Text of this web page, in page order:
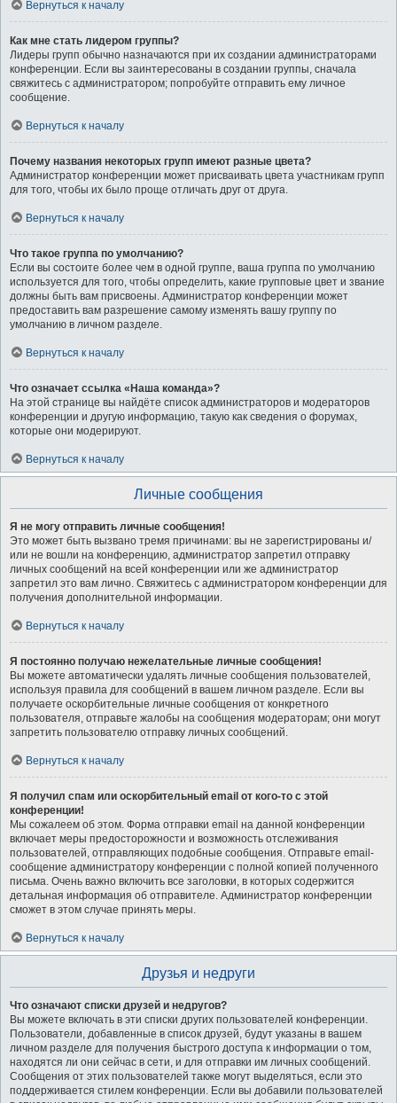
Вернуться к началу
Как мне стать лидером группы?
Лидеры групп обычно назначаются при их создании администраторами
конференции. Если вы заинтересованы в создании группы, сначала
свяжитесь с администратором; попробуйте отправить ему личное
сообщение.
Вернуться к началу
Почему названия некоторых групп имеют разные цвета?
Администратор конференции может присваивать цвета участникам групп
для того, чтобы их было проще отличать друг от друга.
Вернуться к началу
Что такое группа по умолчанию?
Если вы состоите более чем в одной группе, ваша группа по умолчанию
используется для того, чтобы определить, какие групповые цвет и звание
должны быть вам присвоены. Администратор конференции может
предоставить вам разрешение самому изменять вашу группу по
умолчанию в личном разделе.
Вернуться к началу
Что означает ссылка «Наша команда»?
На этой странице вы найдёте список администраторов и модераторов
конференции и другую информацию, такую как сведения о форумах,
которые они модерируют.
Вернуться к началу
Личные сообщения
Я не могу отправить личные сообщения!
Это может быть вызвано тремя причинами: вы не зарегистрированы и/
или не вошли на конференцию, администратор запретил отправку
личных сообщений на всей конференции или же администратор
запретил это вам лично. Свяжитесь с администратором конференции для
получения дополнительной информации.
Вернуться к началу
Я постоянно получаю нежелательные личные сообщения!
Вы можете автоматически удалять личные сообщения пользователей,
используя правила для сообщений в вашем личном разделе. Если вы
получаете оскорбительные личные сообщения от конкретного
пользователя, отправьте жалобы на сообщения модераторам; они могут
запретить пользователю отправку личных сообщений.
Вернуться к началу
Я получил спам или оскорбительный email от кого-то с этой
конференции!
Мы сожалеем об этом. Форма отправки email на данной конференции
включает меры предосторожности и возможность отслеживания
пользователей, отправляющих подобные сообщения. Отправьте email-
сообщение администратору конференции с полной копией полученного
письма. Очень важно включить все заголовки, в которых содержится
детальная информация об отправителе. Администратор конференции
сможет в этом случае принять меры.
Вернуться к началу
Друзья и недруги
Что означают списки друзей и недругов?
Вы можете включать в эти списки других пользователей конференции.
Пользователи, добавленные в список друзей, будут указаны в вашем
личном разделе для получения быстрого доступа к информации о том,
находятся ли они сейчас в сети, и для отправки им личных сообщений.
Сообщения от этих пользователей также могут выделяться, если это
поддерживается стилем конференции. Если вы добавили пользователей